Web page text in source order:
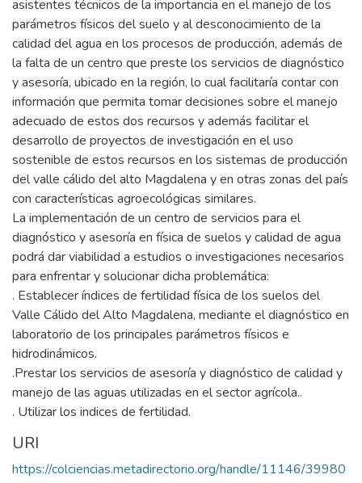
asistentes técnicos de la importancia en el manejo de los
parámetros físicos del suelo y al desconocimiento de la
calidad del agua en los procesos de producción, además de
la falta de un centro que preste los servicios de diagnóstico
y asesoría, ubicado en la región, lo cual facilitaría contar con
información que permita tomar decisiones sobre el manejo
adecuado de estos dos recursos y además facilitar el
desarrollo de proyectos de investigación en el uso
sostenible de estos recursos en los sistemas de producción
del valle cálido del alto Magdalena y en otras zonas del país
con características agroecológicas similares.
La implementación de un centro de servicios para el
diagnóstico y asesoría en física de suelos y calidad de agua
podrá dar viabilidad a estudios o investigaciones necesarios
para enfrentar y solucionar dicha problemática:
. Establecer índices de fertilidad física de los suelos del
Valle Cálido del Alto Magdalena, mediante el diagnóstico en
laboratorio de los principales parámetros físicos e
hidrodinámicos.
.Prestar los servicios de asesoría y diagnóstico de calidad y
manejo de las aguas utilizadas en el sector agrícola..
. Utilizar los indices de fertilidad.
URI
https://colciencias.metadirectorio.org/handle/11146/39980